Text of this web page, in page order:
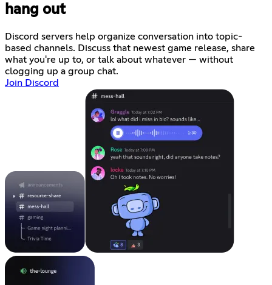
hang out
Discord servers help organize conversation into topic-
based channels. Discuss that newest game release, share
what you're up to, or talk about whatever — without
clogging up a group chat.
Join Discord